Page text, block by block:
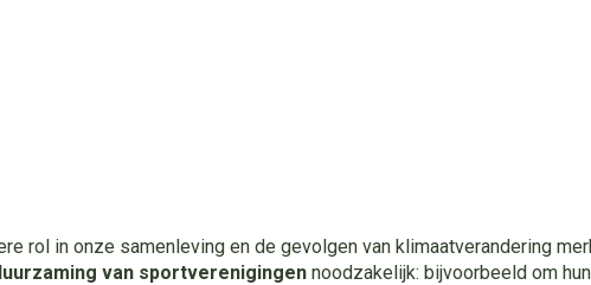
rol in onze samenleving en de gevolgen van klimaatverandering
van sportverenigingen noodzakelijk: bijvoorbeeld om